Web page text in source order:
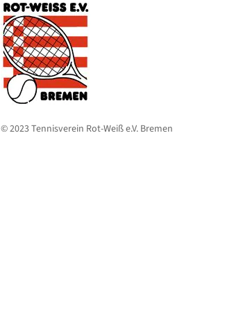
© 2023 Tennisverein Rot-Weiß e.V. Bremen